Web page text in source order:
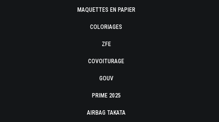
MAQUETTES EN PAPIER
COLORIAGES
ZFE
COVOITURAGE
GOUV
PRIME 2025
AIRBAG TAKATA